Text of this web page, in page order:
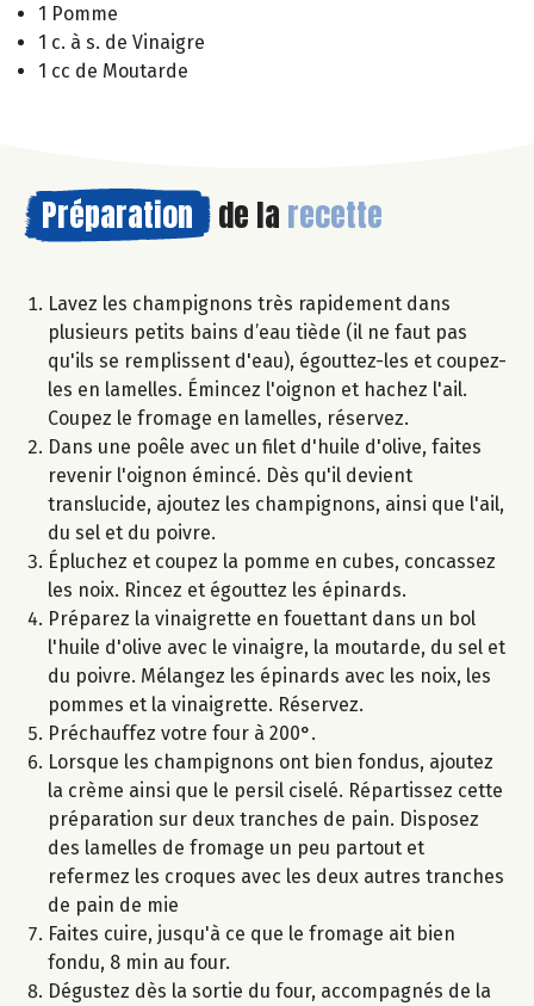
1 Pomme
1 c. à s. de Vinaigre
1 cc de Moutarde
Préparation de la recette
Lavez les champignons très rapidement dans
plusieurs petits bains d’eau tiède (il ne faut pas
qu'ils se remplissent d'eau), égouttez-les et coupez-
les en lamelles. Émincez l'oignon et hachez l'ail.
Coupez le fromage en lamelles, réservez.
Dans une poêle avec un filet d'huile d'olive, faites
revenir l'oignon émincé. Dès qu'il devient
translucide, ajoutez les champignons, ainsi que l'ail,
du sel et du poivre.
Épluchez et coupez la pomme en cubes, concassez
les noix. Rincez et égouttez les épinards.
Préparez la vinaigrette en fouettant dans un bol
l'huile d'olive avec le vinaigre, la moutarde, du sel et
du poivre. Mélangez les épinards avec les noix, les
pommes et la vinaigrette. Réservez.
Préchauffez votre four à 200°.
Lorsque les champignons ont bien fondus, ajoutez
la crème ainsi que le persil ciselé. Répartissez cette
préparation sur deux tranches de pain. Disposez
des lamelles de fromage un peu partout et
refermez les croques avec les deux autres tranches
de pain de mie
Faites cuire, jusqu'à ce que le fromage ait bien
fondu, 8 min au four.
Dégustez dès la sortie du four, accompagnés de la